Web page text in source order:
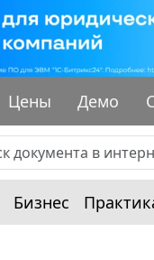
Цены Демо
Бизнес